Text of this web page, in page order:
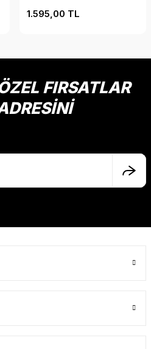
1.595,00 TL
FIRSATLAR